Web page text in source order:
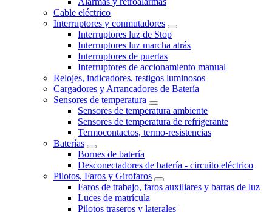
Cable eléctrico
Interruptores y conmutadores
Interruptores luz de Stop
Interruptores luz marcha atrás
Interruptores de puertas
Interruptores de accionamiento manual
Relojes, indicadores, testigos luminosos
Cargadores y Arrancadores de Batería
Sensores de temperatura
Sensores de temperatura ambiente
Sensores de temperatura de refrigerante
Termocontactos, termo-resistencias
Baterías
Bornes de batería
Desconectadores de batería - circuito eléctrico
Pilotos, Faros y Girofaros
Faros de trabajo, faros auxiliares y barras de luz
Luces de matrícula
Pilotos traseros y laterales